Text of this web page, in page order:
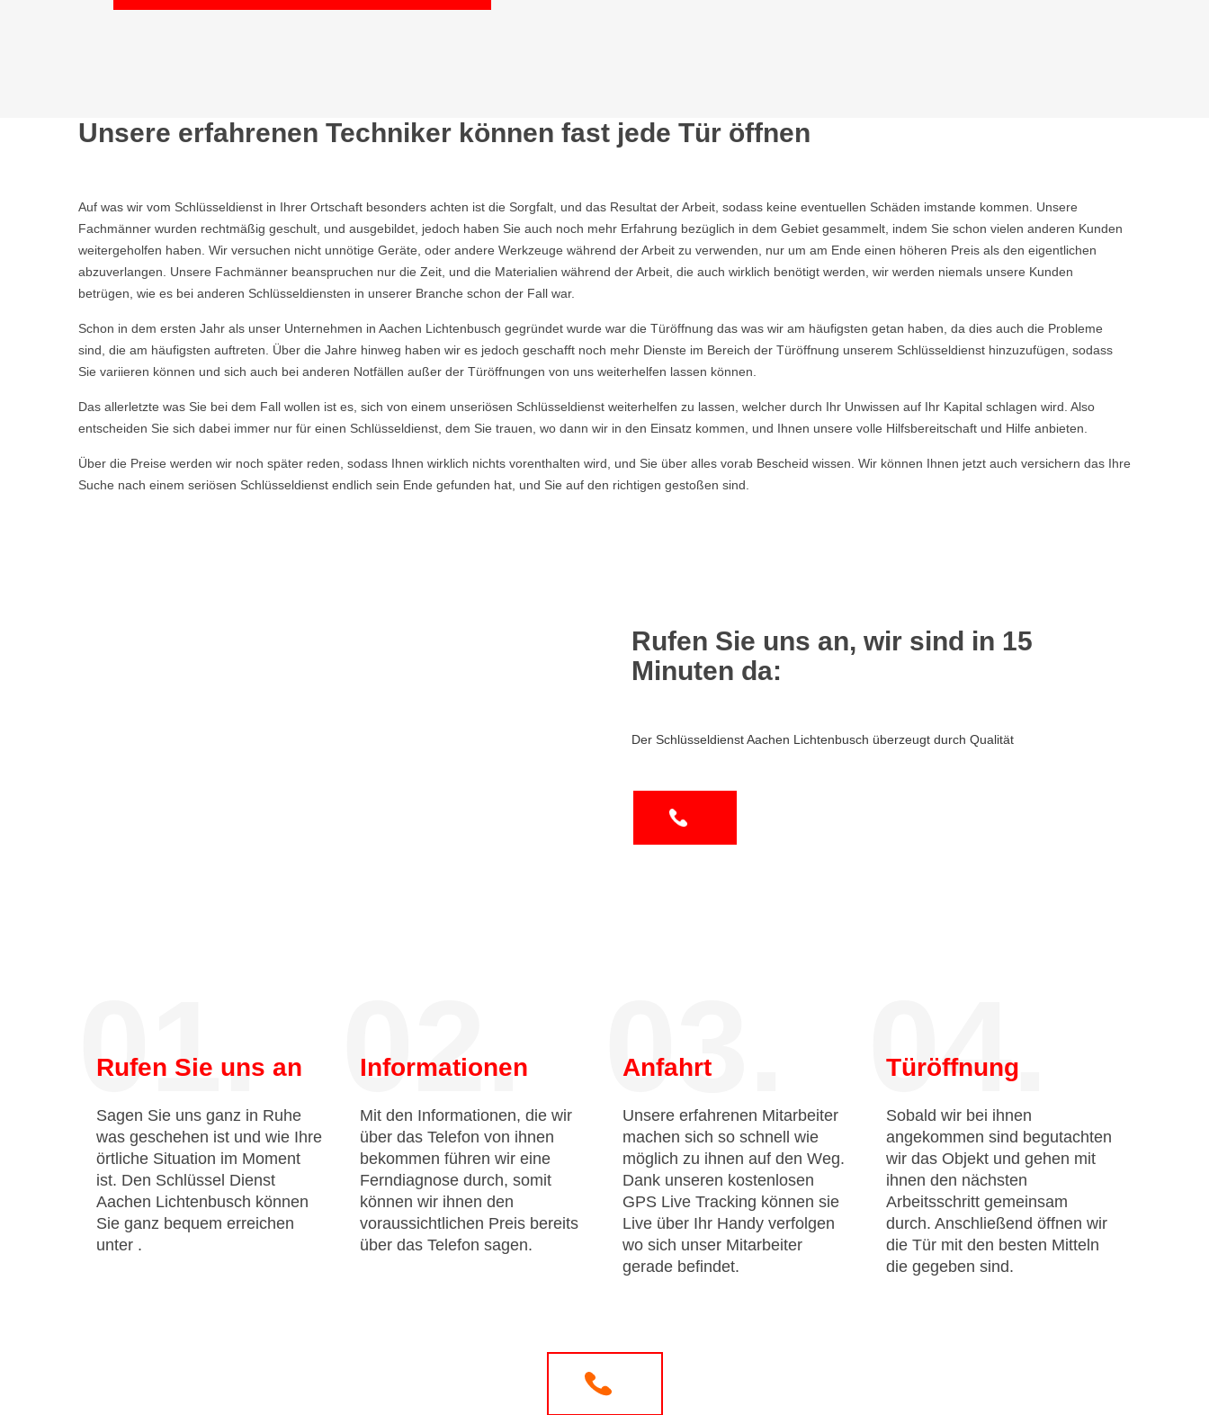
Unsere erfahrenen Techniker können fast jede Tür öffnen
Auf was wir vom Schlüsseldienst in Ihrer Ortschaft besonders achten ist die Sorgfalt, und das Resultat der Arbeit, sodass keine eventuellen Schäden imstande kommen. Unsere
Fachmänner wurden rechtmäßig geschult, und ausgebildet, jedoch haben Sie auch noch mehr Erfahrung bezüglich in dem Gebiet gesammelt, indem Sie schon vielen anderen Kunden
weitergeholfen haben. Wir versuchen nicht unnötige Geräte, oder andere Werkzeuge während der Arbeit zu verwenden, nur um am Ende einen höheren Preis als den eigentlichen
abzuverlangen. Unsere Fachmänner beanspruchen nur die Zeit, und die Materialien während der Arbeit, die auch wirklich benötigt werden, wir werden niemals unsere Kunden
betrügen, wie es bei anderen Schlüsseldiensten in unserer Branche schon der Fall war.
Schon in dem ersten Jahr als unser Unternehmen in Aachen Lichtenbusch gegründet wurde war die Türöffnung das was wir am häufigsten getan haben, da dies auch die Probleme
sind, die am häufigsten auftreten. Über die Jahre hinweg haben wir es jedoch geschafft noch mehr Dienste im Bereich der Türöffnung unserem Schlüsseldienst hinzuzufügen, sodass
Sie variieren können und sich auch bei anderen Notfällen außer der Türöffnungen von uns weiterhelfen lassen können.
Das allerletzte was Sie bei dem Fall wollen ist es, sich von einem unseriösen Schlüsseldienst weiterhelfen zu lassen, welcher durch Ihr Unwissen auf Ihr Kapital schlagen wird. Also
entscheiden Sie sich dabei immer nur für einen Schlüsseldienst, dem Sie trauen, wo dann wir in den Einsatz kommen, und Ihnen unsere volle Hilfsbereitschaft und Hilfe anbieten.
Über die Preise werden wir noch später reden, sodass Ihnen wirklich nichts vorenthalten wird, und Sie über alles vorab Bescheid wissen. Wir können Ihnen jetzt auch versichern das Ihre
Suche nach einem seriösen Schlüsseldienst endlich sein Ende gefunden hat, und Sie auf den richtigen gestoßen sind.
Rufen Sie uns an, wir sind in 15
Minuten da:
Der Schlüsseldienst Aachen Lichtenbusch überzeugt durch Qualität
01.
Rufen Sie uns an
Sagen Sie uns ganz in Ruhe
was geschehen ist und wie Ihre
örtliche Situation im Moment
ist. Den Schlüssel Dienst
Aachen Lichtenbusch können
Sie ganz bequem erreichen
unter .
02.
Informationen
Mit den Informationen, die wir
über das Telefon von ihnen
bekommen führen wir eine
Ferndiagnose durch, somit
können wir ihnen den
voraussichtlichen Preis bereits
über das Telefon sagen.
03.
Anfahrt
Unsere erfahrenen Mitarbeiter
machen sich so schnell wie
möglich zu ihnen auf den Weg.
Dank unseren kostenlosen
GPS Live Tracking können sie
Live über Ihr Handy verfolgen
wo sich unser Mitarbeiter
gerade befindet.
04.
Türöffnung
Sobald wir bei ihnen
angekommen sind begutachten
wir das Objekt und gehen mit
ihnen den nächsten
Arbeitsschritt gemeinsam
durch. Anschließend öffnen wir
die Tür mit den besten Mitteln
die gegeben sind.